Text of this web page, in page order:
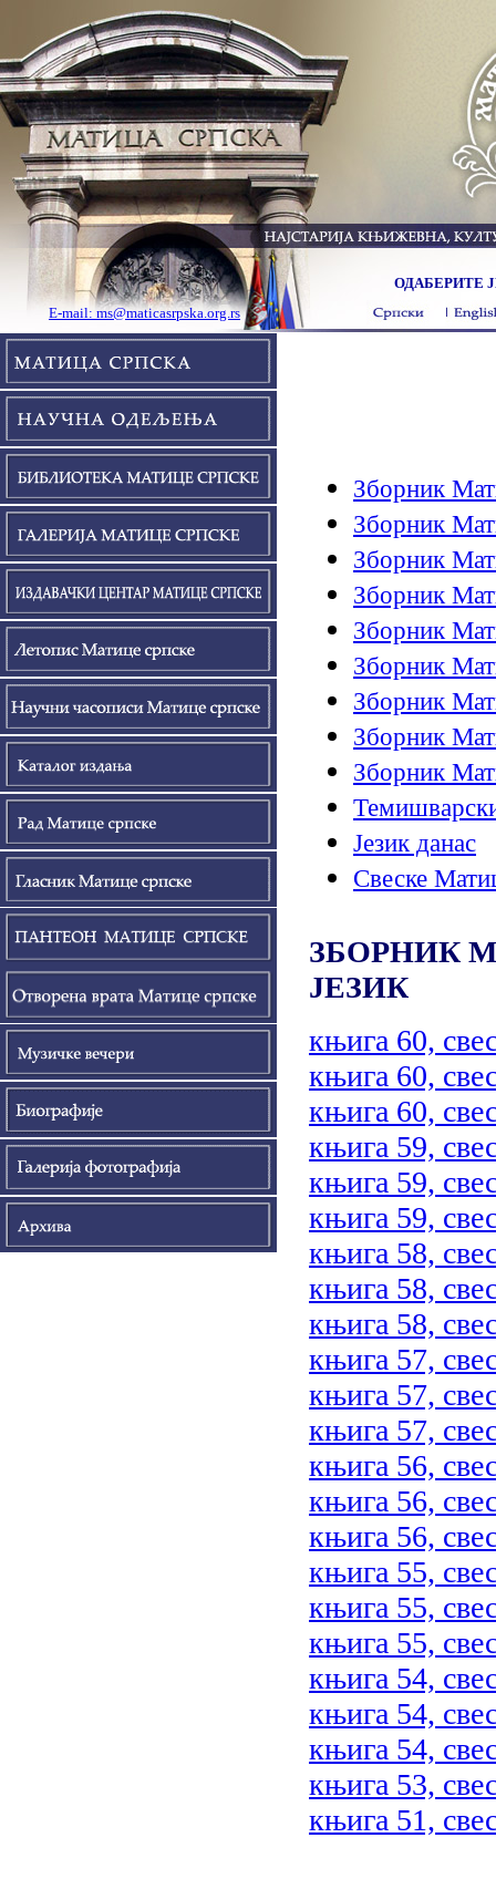
ОДАБЕРИТЕ
E-mail: ms@maticasrpska.org.rs
Зборник
Зборник
Зборник
Зборник
Зборник
Зборник
Зборник
Зборник
Зборник
Језик данас
Свеске
ЗБОРНИК
ЈЕЗИК
књига 60,
књига 60,
књига 60,
књига 59,
књига 59,
књига 59,
књига 58,
књига 58,
књига 58,
књига 57,
књига 57,
књига 57,
књига 56,
књига 56,
књига 56,
књига 55,
књига 55,
књига 55,
књига 54,
књига 54,
књига 54,
књига 53,
књига 51,